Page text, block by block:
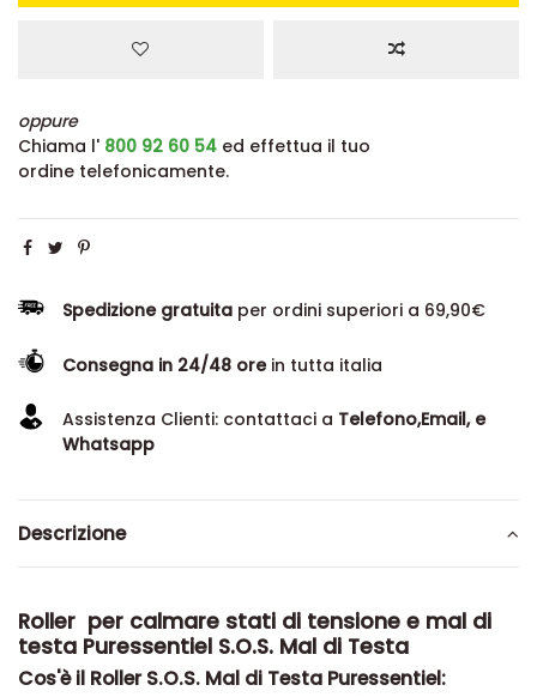
oppure
Chiama l' 800 92 60 54 ed effettua il tuo
ordine telefonicamente.
Spedizione gratuita per ordini superiori a 69,90€
Consegna in 24/48 orein tutta italia
Assistenza Clienti: contattaci a Telefono,Email, e
Whatsapp
Descrizione
Roller per calmare stati di tensione e mal di
testa Puressentiel S.O.S. Mal di Testa
Cos'è il Roller S.O.S. Mal di Testa Puressentiel: